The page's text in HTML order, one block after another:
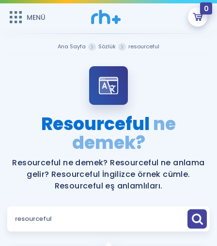
MENÜ
0
Şifremi Hatırlamıyorum
Sepetin Şu An Boş.
Remzi Hoca ile seni sınava hazırlayacak onlarca eğitim seni
bekliyor!
MENÜ
Katılımcı Görüşleri
Faydalı Araçlar
Ücretsiz Kaynaklar
İngilizce Gramer
Ana Sayfa Sözlük resourceful
Resourcefulne
demek?
Resourceful ne demek? Resourceful ne anlama
gelir? Resourceful İngilizce örnek cümle.
Resourceful eş anlamlıları.